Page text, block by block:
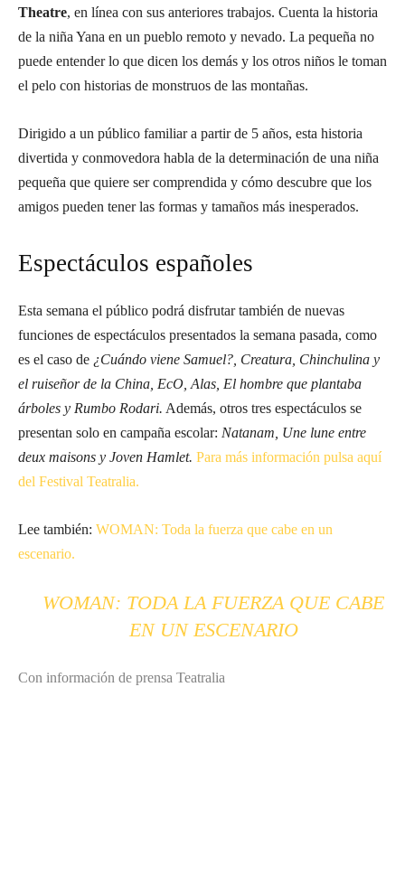
Theatre, en línea con sus anteriores trabajos. Cuenta la historia
de la niña Yana en un pueblo remoto y nevado. La pequeña no
puede entender lo que dicen los demás y los otros niños le toman
el pelo con historias de monstruos de las montañas.
Dirigido a un público familiar a partir de 5 años, esta historia
divertida y conmovedora habla de la determinación de una niña
pequeña que quiere ser comprendida y cómo descubre que los
amigos pueden tener las formas y tamaños más inesperados.
Espectáculos españoles
Esta semana el público podrá disfrutar también de nuevas
funciones de espectáculos presentados la semana pasada, como
es el caso de ¿Cuándo viene Samuel?, Creatura, Chinchulina y
el ruiseñor de la China, EcO, Alas, El hombre que plantaba
árboles y Rumbo Rodari. Además, otros tres espectáculos se
presentan solo en campaña escolar: Natanam, Une lune entre
deux maisons y Joven Hamlet. Para más información pulsa aquí
del Festival Teatralia.
Lee también: WOMAN: Toda la fuerza que cabe en un
escenario.
WOMAN: TODA LA FUERZA QUE CABE
EN UN ESCENARIO
Con información de prensa Teatralia